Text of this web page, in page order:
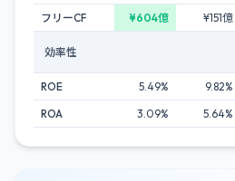
フリーCF
¥604億 ¥151億
効率性
ROE 5.49% 9.82%
ROA
3.09% 5.64%